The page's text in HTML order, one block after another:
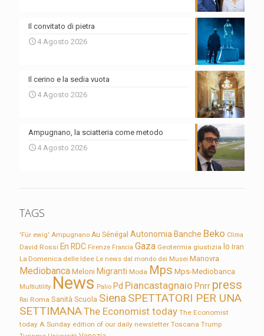
Il convitato di pietra
4 Agosto 2026
Il cerino e la sedia vuota
4 Agosto 2026
Ampugnano, la sciatteria come metodo
4 Agosto 2026
TAGS
'Für ewig' Ampugnano Au Sénégal Autonomia Banche Beko Clima
David Rossi En RDC Firenze Francia Gaza Geotermia giustizia Io Iran
La Domenica delle Idee Le news dal mondo dei Musei Manovra
Mediobanca Meloni Migranti Moda Mps Mps-Mediobanca
Multiutility News Palio Pd Piancastagnaio Pnrr press
Rai Roma Sanità Scuola Siena SPETTATORI PER UNA
SETTIMANAThe Economist today The Economist
today A Sunday edition of our daily newsletter Toscana Trump